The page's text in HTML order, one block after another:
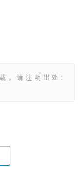
，请注明出处：